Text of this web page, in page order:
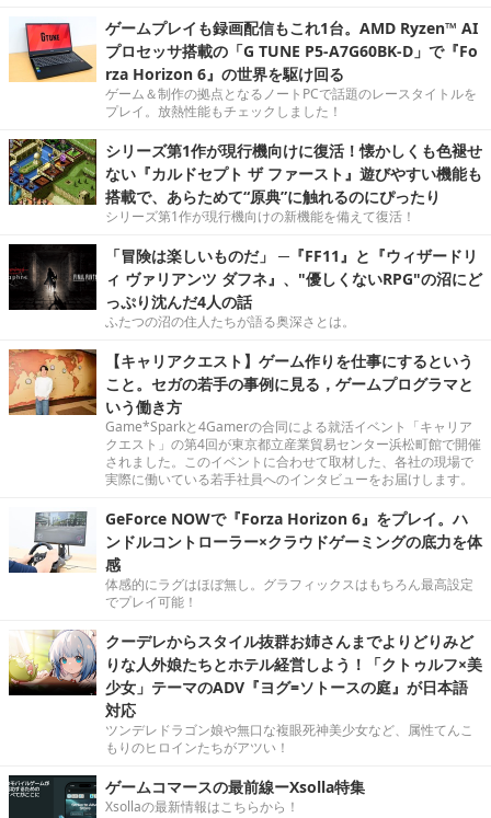
ゲームプレイも録画配信もこれ1台。AMD Ryzen™ AI
プロセッサ搭載の「G TUNE P5-A7G60BK-D」で『Fo
rza Horizon 6』の世界を駆け回る
ゲーム＆制作の拠点となるノートPCで話題のレースタイトルを
プレイ。放熱性能もチェックしました！
シリーズ第1作が現行機向けに復活！懐かしくも色褪せ
ない『カルドセプト ザ ファースト』遊びやすい機能も
搭載で、あらためて“原典”に触れるのにぴったり
シリーズ第1作が現行機向けの新機能を備えて復活！
「冒険は楽しいものだ」 ─『FF11』と『ウィザードリ
ィ ヴァリアンツ ダフネ』、"優しくないRPG"の沼にど
っぷり沈んだ4人の話
ふたつの沼の住人たちが語る奥深さとは。
【キャリアクエスト】ゲーム作りを仕事にするという
こと。セガの若手の事例に見る，ゲームプログラマと
いう働き方
Game*Sparkと4Gamerの合同による就活イベント「キャリア
クエスト」の第4回が東京都立産業貿易センター浜松町館で開催
されました。このイベントに合わせて取材した、各社の現場で
実際に働いている若手社員へのインタビューをお届けします。
GeForce NOWで『Forza Horizon 6』をプレイ。ハ
ンドルコントローラー×クラウドゲーミングの底力を体
感
体感的にラグはほぼ無し。グラフィックスはもちろん最高設定
でプレイ可能！
クーデレからスタイル抜群お姉さんまでよりどりみど
りな人外娘たちとホテル経営しよう！「クトゥルフ×美
少女」テーマのADV『ヨグ=ソトースの庭』が日本語
対応
ツンデレドラゴン娘や無口な複眼死神美少女など、属性てんこ
もりのヒロインたちがアツい！
ゲームコマースの最前線ーXsolla特集
Xsollaの最新情報はこちらから！